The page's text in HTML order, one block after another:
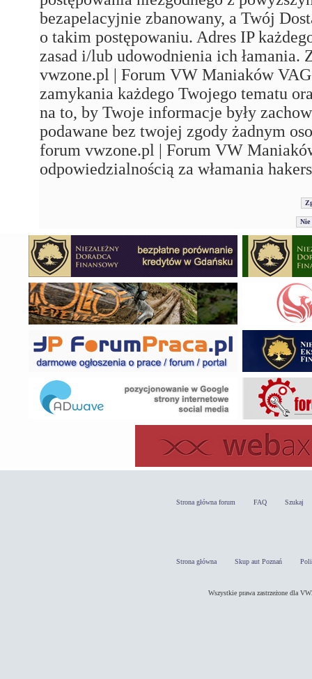
bezapelacyjnie zbanowany, a Twój
o takim postępowaniu. Adres IP
zasad i/lub udowodnienia ich
vwzone.pl | Forum VW Maniaków
zamykania każdego Twojego tematu
na to, by Twoje informacje były
podawane bez twojej zgody żadnym
forum vwzone.pl | Forum VW
odpowiedzialnością za włamania
Strona główna forum FAQ Szukaj
Strona główna Skup aut Poznań
Wszystkie prawa zastrzeżone dla